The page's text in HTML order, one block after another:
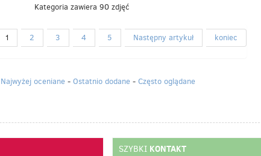
Kategoria zawiera 90 zdjęć
1 2 3 4 5 Następny artykuł koniec
Najwyżej oceniane- Ostatnio dodane- Często oglądane
SZYBKI KONTAKT